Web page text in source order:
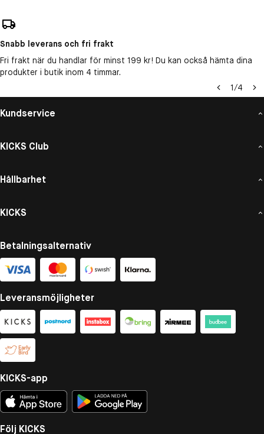
Snabb leverans och fri frakt
Fri frakt när du handlar för minst 199 kr! Du kan också hämta dina
produkter i butik inom 4 timmar.
1/4
Kundservice
KICKS Club
Hållbarhet
KICKS
Betalningsalternativ
Leveransmöjligheter
KICKS-app
Följ KICKS